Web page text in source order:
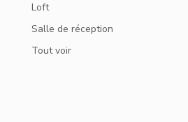
Loft
Salle de réception
Tout voir